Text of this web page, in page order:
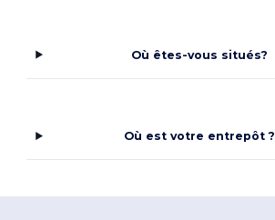
Où êtes-vous situés?
Où est votre entrepôt ?